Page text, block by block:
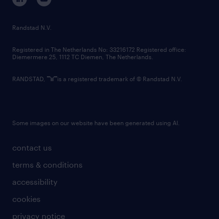
randstad innovation fund
country websites
contact us
terms & conditions
accessibility
cookies
privacy notice
Randstad N.V.
Registered in The Netherlands No: 33216172 Registered office:
Diemermere 25, 1112 TC Diemen, The Netherlands.
RANDSTAD, is a registered trademark of © Randstad N.V.
Some images on our website have been generated using AI.